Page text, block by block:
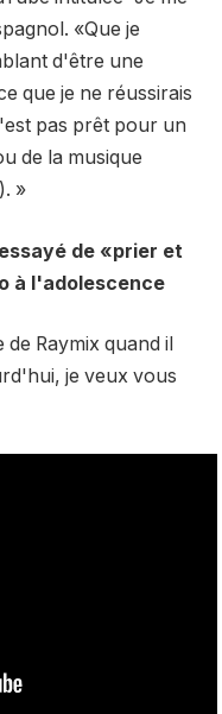
«Que je
d'être une
que je ne réussirais
pas prêt pour un
de la musique
»
de «prier et
à l'adolescence
Raymix quand il
je veux vous